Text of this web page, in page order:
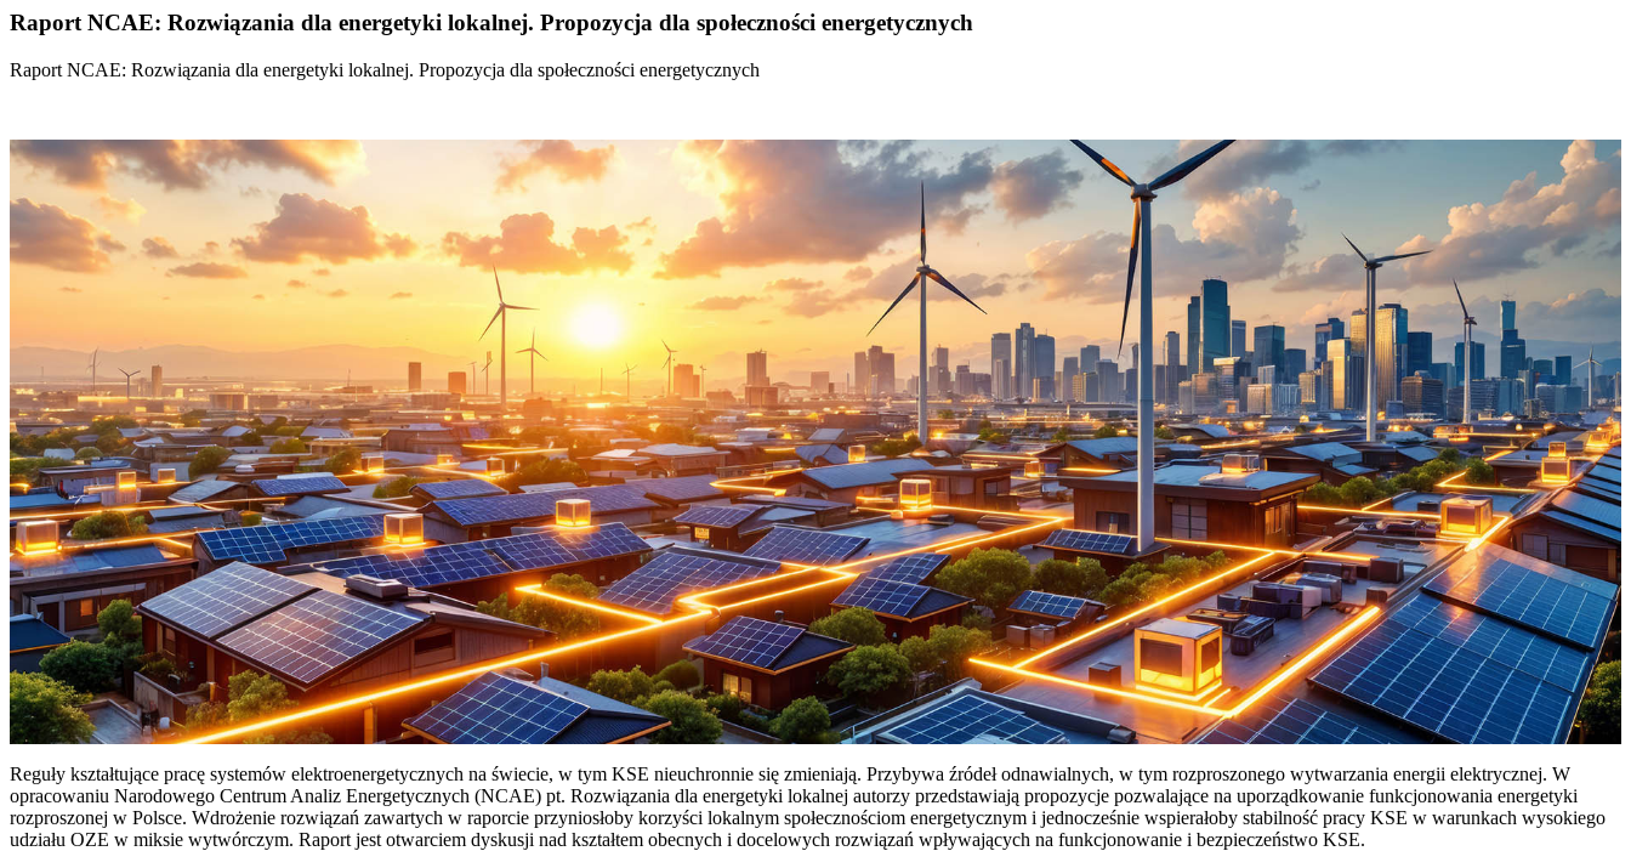
Raport NCAE: Rozwiązania dla energetyki lokalnej. Propozycja dla społeczności energetycznych
Raport NCAE: Rozwiązania dla energetyki lokalnej. Propozycja dla społeczności energetycznych
Reguły kształtujące pracę systemów elektroenergetycznych na świecie, w tym KSE nieuchronnie się zmieniają. Przybywa źródeł odnawialnych, w tym rozproszonego wytwarzania energii elektrycznej. W
opracowaniu Narodowego Centrum Analiz Energetycznych (NCAE) pt. Rozwiązania dla energetyki lokalnej autorzy przedstawiają propozycje pozwalające na uporządkowanie funkcjonowania energetyki
rozproszonej w Polsce. Wdrożenie rozwiązań zawartych w raporcie przyniosłoby korzyści lokalnym społecznościom energetycznym i jednocześnie wspierałoby stabilność pracy KSE w warunkach wysokiego
udziału OZE w miksie wytwórczym. Raport jest otwarciem dyskusji nad kształtem obecnych i docelowych rozwiązań wpływających na funkcjonowanie i bezpieczeństwo KSE.